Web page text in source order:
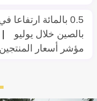
0.5 بالمائة
بالصين خلال يوليو
مؤشر أسعار